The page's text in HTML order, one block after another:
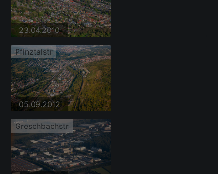
23.04.2010
Pfinztalstr
05.09.2012
Greschbachstr